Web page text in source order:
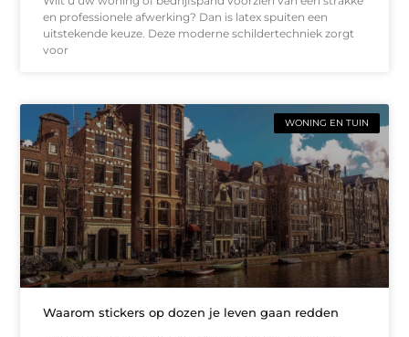
en professionele afwerking? Dan is latex spuiten een
uitstekende keuze. Deze moderne schildertechniek zorgt
voor
WONING EN TUIN
Waarom stickers op dozen je leven gaan redden